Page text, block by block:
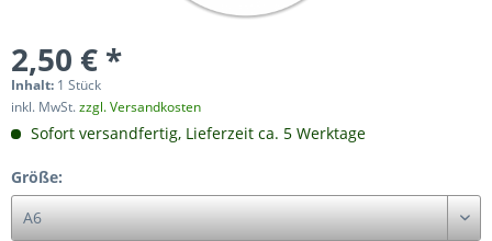
2,50 € *
Inhalt: 1 Stück
inkl. MwSt.zzgl. Versandkosten
Sofort versandfertig, Lieferzeit ca. 5 Werktage
Größe: